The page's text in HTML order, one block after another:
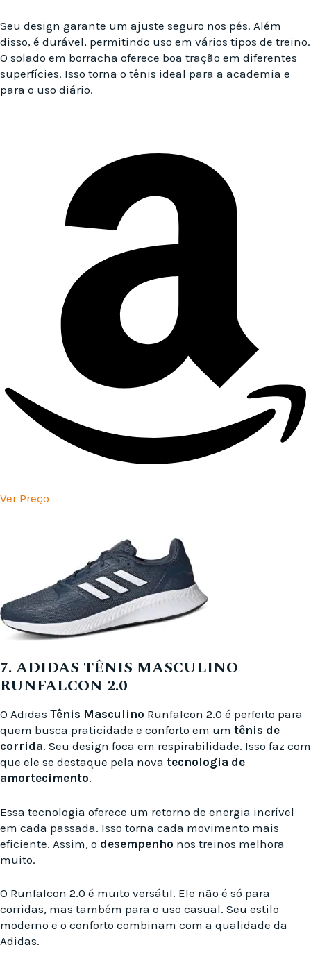
Seu design garante um ajuste seguro nos pés. Além
disso, é durável, permitindo uso em vários tipos de treino.
O solado em borracha oferece boa tração em diferentes
superfícies. Isso torna o tênis ideal para a academia e
para o uso diário.
Ver Preço
7. ADIDAS TÊNIS MASCULINO
RUNFALCON 2.0
O Adidas Tênis Masculino Runfalcon 2.0 é perfeito para
quem busca praticidade e conforto em um tênis de
corrida. Seu design foca em respirabilidade. Isso faz com
que ele se destaque pela nova tecnologia de
amortecimento.
Essa tecnologia oferece um retorno de energia incrível
em cada passada. Isso torna cada movimento mais
eficiente. Assim, o desempenho nos treinos melhora
muito.
O Runfalcon 2.0 é muito versátil. Ele não é só para
corridas, mas também para o uso casual. Seu estilo
moderno e o conforto combinam com a qualidade da
Adidas.